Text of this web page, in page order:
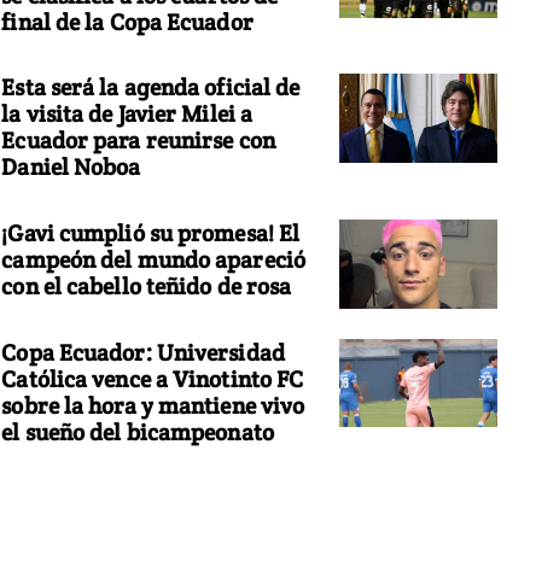
final de la Copa Ecuador
Esta será la agenda oficial de
la visita de Javier Milei a
Ecuador para reunirse con
Daniel Noboa
¡Gavi cumplió su promesa! El
campeón del mundo apareció
con el cabello teñido de rosa
Copa Ecuador: Universidad
Católica vence a Vinotinto FC
sobre la hora y mantiene vivo
el sueño del bicampeonato